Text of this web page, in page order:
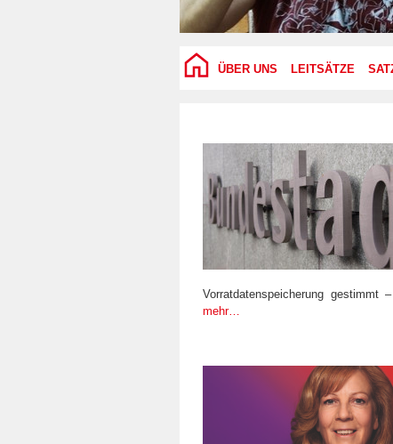
ÜBER UNS LEITSÄTZE
Vorratdatenspeicherung gestimmt
mehr…